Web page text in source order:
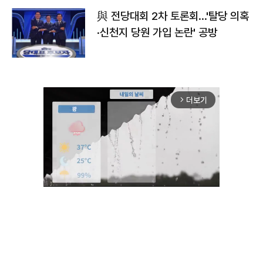
與 전당대회 2차 토론회…'탈당 의혹
·신천지 당원 가입 논란' 공방
arrow_forward_ios 더보기